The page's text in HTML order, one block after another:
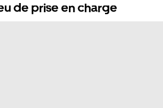
de prise en charge